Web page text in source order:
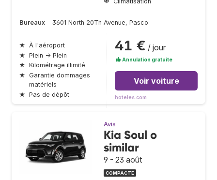
Bureaux 3601 North 20Th Avenue, Pasco
★ À l'aéroport
★ Plein → Plein
★ Kilométrage illimité
★ Garantie dommages
matériels
★ Pas de dépôt
41 € / jour
Annulation gratuite
Voir voiture
hoteles.com
Avis
Kia Soul o
similar
9 - 23 août
COMPACTE